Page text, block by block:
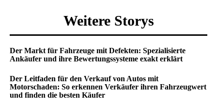
Weitere Storys
Der Markt für Fahrzeuge mit Defekten: Spezialisierte
Ankäufer und ihre Bewertungssysteme exakt erklärt
Der Leitfaden für den Verkauf von Autos mit
Motorschaden: So erkennen Verkäufer ihren Fahrzeugwert
und finden die besten Käufer